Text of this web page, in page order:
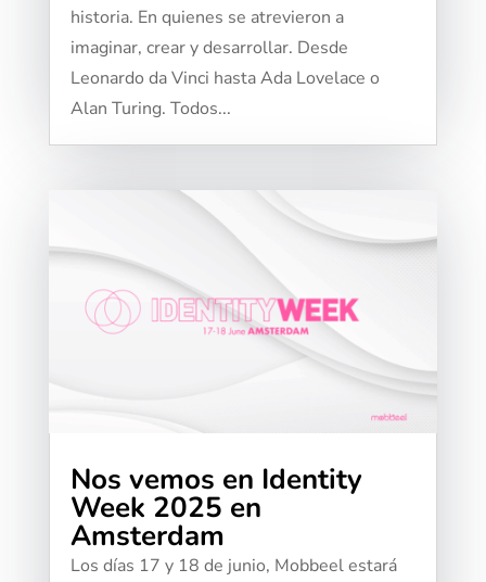
historia. En quienes se atrevieron a
imaginar, crear y desarrollar. Desde
Leonardo da Vinci hasta Ada Lovelace o
Alan Turing. Todos...
Nos vemos en Identity
Week 2025 en
Amsterdam
Los días 17 y 18 de junio, Mobbeel estará